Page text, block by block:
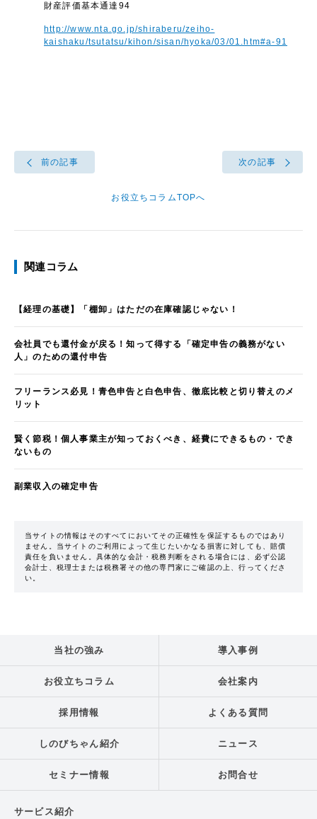
財産評価基本通達94
http://www.nta.go.jp/shiraberu/zeiho-
kaishaku/tsutatsu/kihon/sisan/hyoka/03/01.htm#a-91
前の記事
お役立ちコラムTOPへ
次の記事
関連コラム
【経理の基礎】「棚卸」はただの在庫確認じゃない！
会社員でも還付金が戻る！知って得する「確定申告の義務がない
人」のための還付申告
フリーランス必見！青色申告と白色申告、徹底比較と切り替えのメ
リット
賢く節税！個人事業主が知っておくべき、経費にできるもの・でき
ないもの
副業収入の確定申告
当サイトの情報はそのすべてにおいてその正確性を保証するものではあり
ません。当サイトのご利用によって生じたいかなる損害に対しても、賠償
責任を負いません。具体的な会計・税務判断をされる場合には、必ず公認
会計士、税理士または税務署その他の専門家にご確認の上、行ってくださ
い。
当社の強み 導入事例
お役立ちコラム 会社案内
採用情報 よくある質問
しのびちゃん紹介 ニュース
セミナー情報 お問合せ
サービス紹介